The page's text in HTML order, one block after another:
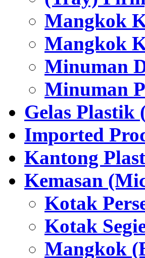
Mangkok
Mangkok
Minuman
Minuman
Gelas Plastik
Imported
Kantong
Kemasan
Kotak
Kotak
Mangkok